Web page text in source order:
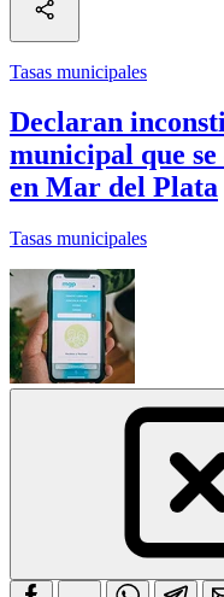
Tasas municipales
Declaran
municipal que se
en Mar del Plata
Tasas municipales